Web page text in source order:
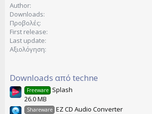
Author
Downloads
Προβολές
First release
Last update
Αξιολόγηση
Downloads από techne
Freeware Splash
26.0 MB
Shareware EZ CD Audio Converter